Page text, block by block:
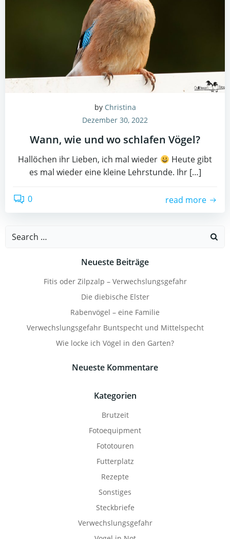
by Christina
Dezember 30, 2022
Wann, wie und wo schlafen Vögel?
Hallöchen ihr Lieben, ich mal wieder
Heute gibt
es mal wieder eine kleine Lehrstunde. Ihr […]
0 read more
Search
Neueste Beiträge
Fitis oder Zilpzalp – Verwechslungsgefahr
Die diebische Elster
Rabenvögel – eine Familie
Verwechslungsgefahr Buntspecht und Mittelspecht
Wie locke ich Vögel in den Garten?
Neueste Kommentare
Kategorien
Brutzeit
Fotoequipment
Fototouren
Futterplatz
Rezepte
Sonstiges
Steckbriefe
Verwechslungsgefahr